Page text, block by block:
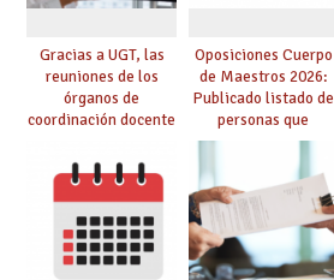
Gracias a UGT, las
reuniones de los
órganos de
coordinación docente
de manera
telemática, sin exigir
presencialidad en el
centro
Oposiciones Cuerpo
de Maestros 2026:
Publicado listado de
personas que
adquieren nueva
especialidad